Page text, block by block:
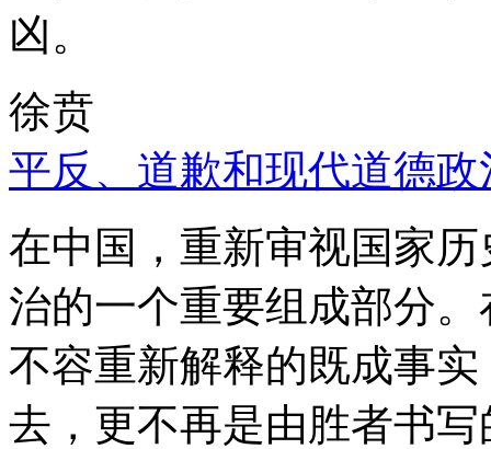
凶。
徐贲
平反、道歉和现代道德政
在中国，重新审视国家
治的一个重要组成部分
不容重新解释的既成事
去，更不再是由胜者书